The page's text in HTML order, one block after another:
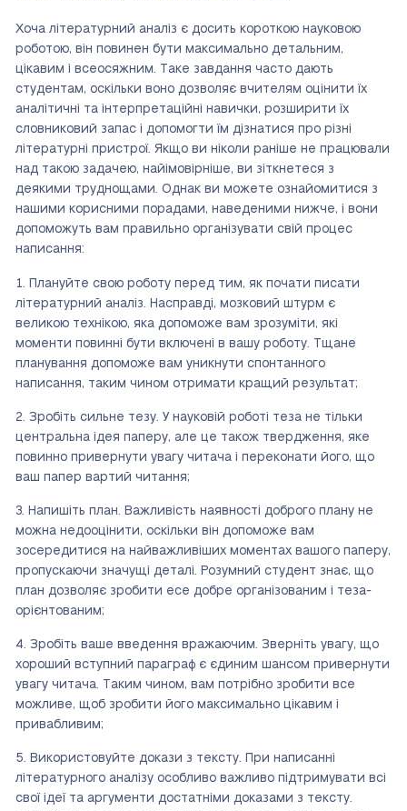
Хоча літературний аналіз є досить короткою науковою
роботою, він повинен бути максимально детальним,
цікавим і всеосяжним. Таке завдання часто дають
студентам, оскільки воно дозволяє вчителям оцінити їх
аналітичні та інтерпретаційні навички, розширити їх
словниковий запас і допомогти їм дізнатися про різні
літературні пристрої. Якщо ви ніколи раніше не працювали
над такою задачею, найімовірніше, ви зіткнетеся з
деякими труднощами. Однак ви можете ознайомитися з
нашими корисними порадами, наведеними нижче, і вони
допоможуть вам правильно організувати свій процес
написання:
Плануйте свою роботу перед тим, як почати писати
літературний аналіз. Насправді, мозковий штурм є
великою технікою, яка допоможе вам зрозуміти, які
моменти повинні бути включені в вашу роботу. Тщане
планування допоможе вам уникнути спонтанного
написання, таким чином отримати кращий результат;
Зробіть сильне тезу. У науковій роботі теза не тільки
центральна ідея паперу, але це також твердження, яке
повинно привернути увагу читача і переконати його, що
ваш папер вартий читання;
Напишіть план. Важливість наявності доброго плану не
можна недооцінити, оскільки він допоможе вам
зосередитися на найважливіших моментах вашого паперу,
пропускаючи значущі деталі. Розумний студент знає, що
план дозволяє зробити есе добре організованим і теза-
орієнтованим;
Зробіть ваше введення вражаючим. Зверніть увагу, що
хороший вступний параграф є єдиним шансом привернути
увагу читача. Таким чином, вам потрібно зробити все
можливе, щоб зробити його максимально цікавим і
привабливим;
Використовуйте докази з тексту. При написанні
літературного аналізу особливо важливо підтримувати всі
свої ідеї та аргументи достатніми доказами з тексту.